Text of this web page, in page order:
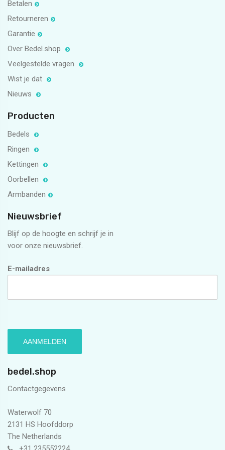
Betalen
Retourneren
Garantie
Over Bedel.shop
Veelgestelde vragen
Wist je dat
Nieuws
Producten
Bedels
Ringen
Kettingen
Oorbellen
Armbanden
Nieuwsbrief
Blijf op de hoogte en schrijf je in
voor onze nieuwsbrief.
E-mailadres
bedel.shop
Contactgegevens
Waterwolf 70
2131 HS Hoofddorp
The Netherlands